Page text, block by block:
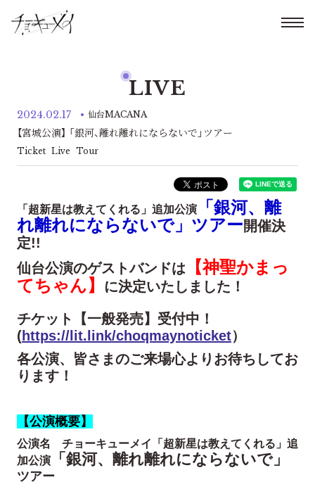
LIVE
2024.02.17 仙台MACANA
【宮城公演】 「銀河、離れ離れにならないで」ツアー
Ticket Live Tour
「超新星は教えてくれる」追加公演
「銀河、離
れ離れにならないで」ツアー開催決
定!!
仙台公演のゲストバンドは
【神聖かまっ
てちゃん】
に決定いたしました！
チケット【一般発売】受付中！
(https://lit.link/choqmaynoticket）
各公演、皆さまのご来場心よりお待ちしてお
ります！
【公演概要】
公演名 チョーキューメイ「 超新星は教えてくれる」追
加公演
「銀河、離れ離れにならないで」
ツアー